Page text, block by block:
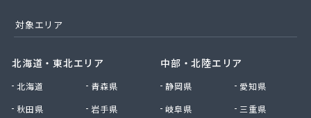
対象エリア
北海道・東北エリア
北海道
青森県
秋田県
岩手県
中部・北陸エリア
静岡県
愛知県
岐阜県
三重県